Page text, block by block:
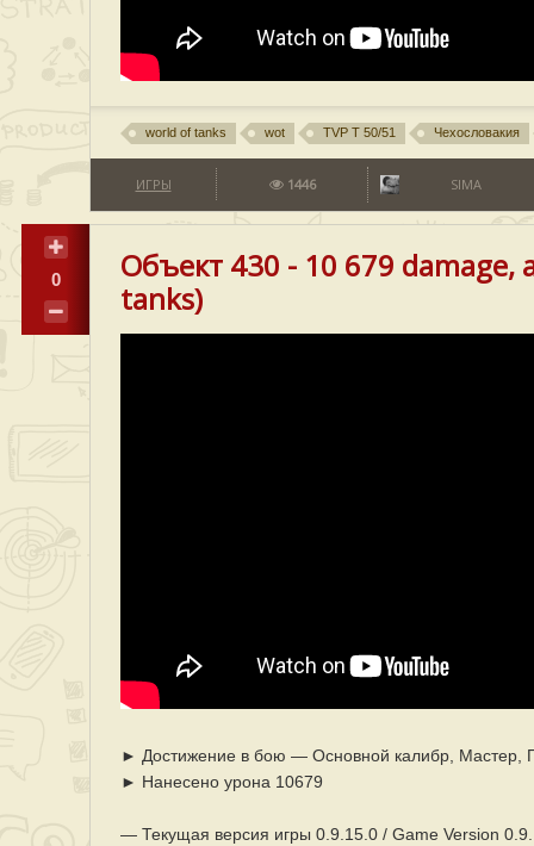
world of tanks wot TVP T 50/51 Чехословакия
ИГРЫ 1446 SIMA
0
Объект 430 - 10 679 damage,
tanks)
► Достижение в бою — Основной калибр, Мастер,
► Нанесено урона 10679
— Текущая версия игры 0.9.15.0 / Game Version